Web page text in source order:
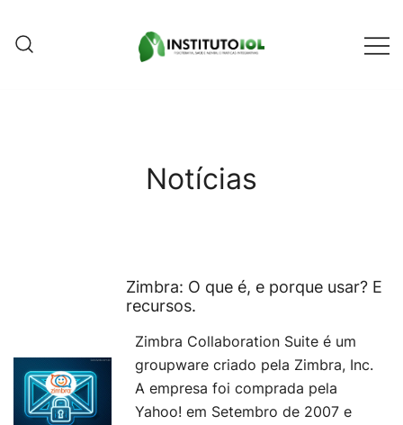
para
conteúdo
Notícias
Zimbra: O que é, e porque usar? E
recursos.
Zimbra Collaboration Suite é um
groupware criado pela Zimbra, Inc.
A empresa foi comprada pela
Yahoo! em Setembro de 2007 e